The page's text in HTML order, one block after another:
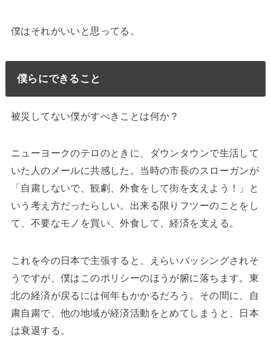
僕はそれがいいと思ってる。
僕らにできること
被災してない僕がすべきことは何か？
ニューヨークのテロのときに、ダウンタウンで生活して
いた人のメールに共感した。当時の市長のスローガンが
「自粛しないで、観劇、外食をして街を支えよう！」と
いう考え方だったらしい。出来る限りフツーのことをし
て、不要なモノを買い、外食して、経済を支える。
これを今の日本で主張すると、えらいバッシングされそ
うですが、僕はこのポリシーのほうが腑に落ちます。東
北の経済が戻るには何年もかかるだろう。その間に、自
粛自粛で、他の地域が経済活動をとめてしまうと、日本
は衰退する。